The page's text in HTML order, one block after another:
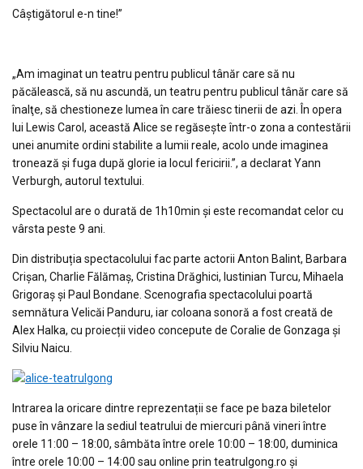
Câştigătorul e-n tine!”
„Am imaginat un teatru pentru publicul tânăr care să nu
păcălească, să nu ascundă, un teatru pentru publicul tânăr care să
înalţe, să chestioneze lumea în care trăiesc tinerii de azi. În opera
lui Lewis Carol, această Alice se regăseşte într-o zona a contestării
unei anumite ordini stabilite a lumii reale, acolo unde imaginea
tronează şi fuga după glorie ia locul fericirii.”, a declarat Yann
Verburgh, autorul textului.
Spectacolul are o durată de 1h10min și este recomandat celor cu
vârsta peste 9 ani.
Din distribuția spectacolului fac parte actorii Anton Balint, Barbara
Crișan, Charlie Fălămaș, Cristina Drăghici, Iustinian Turcu, Mihaela
Grigoraș și Paul Bondane. Scenografia spectacolului poartă
semnătura Velicăi Panduru, iar coloana sonoră a fost creată de
Alex Halka, cu proiecții video concepute de Coralie de Gonzaga şi
Silviu Naicu.
Intrarea la oricare dintre reprezentații se face pe baza biletelor
puse în vânzare la sediul teatrului de miercuri până vineri între
orele 11:00 – 18:00, sâmbăta între orele 10:00 – 18:00, duminica
între orele 10:00 – 14:00 sau online prin teatrulgong.ro și